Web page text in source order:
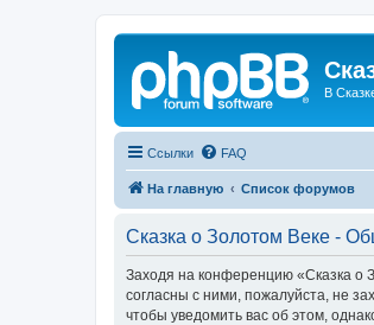
В
Ссылки FAQ
На главную Список форумов
Сказка о Золотом Веке -
Заходя на конференцию «Сказка о
согласны с ними, пожалуйста, не
чтобы уведомить вас об этом,